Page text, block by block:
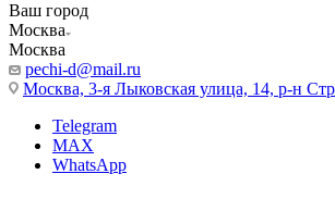
Ваш город
Москва
Москва
pechi-d@mail.ru
Москва, 3-я Лыковская улица, 14, р-н
Telegram
MAX
WhatsApp